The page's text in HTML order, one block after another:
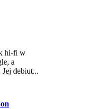
hi-fi w
a
debiut...